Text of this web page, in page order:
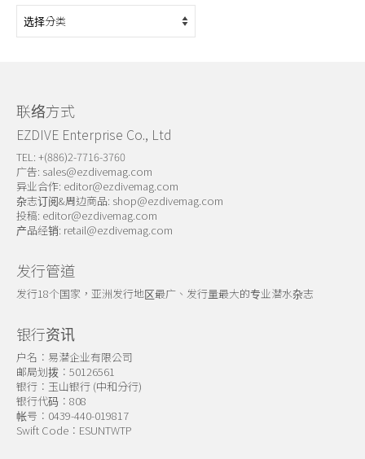
分
类
联络方式
EZDIVE Enterprise Co., Ltd
TEL: +(886)2-7716-3760
广告: sales@ezdivemag.com
异业合作: editor@ezdivemag.com
杂志订阅&周边商品: shop@ezdivemag.com
投稿: editor@ezdivemag.com
产品经销: retail@ezdivemag.com
发行管道
发行18个国家，亚洲发行地区最广、发行量最大的专业潜水杂志
银行资讯
户名：易潜企业有限公司
邮局划拨：50126561
银行：玉山银行 (中和分行)
银行代码：808
帐号：0439-440-019817
Swift Code：ESUNTWTP